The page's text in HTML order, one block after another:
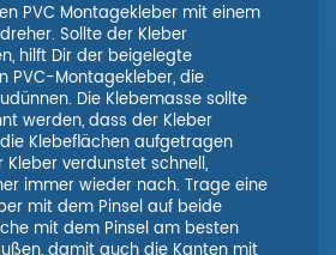
PVC Montagekleber mit einem
Sollte der Kleber
hilft Dir der beigelegte
PVC-Montagekleber, die
Die Klebemasse sollte
werden, dass der Kleber
Klebeflächen aufgetragen
Kleber verdunstet schnell,
immer wieder nach. Trage eine
mit dem Pinsel auf beide
mit dem Pinsel am besten